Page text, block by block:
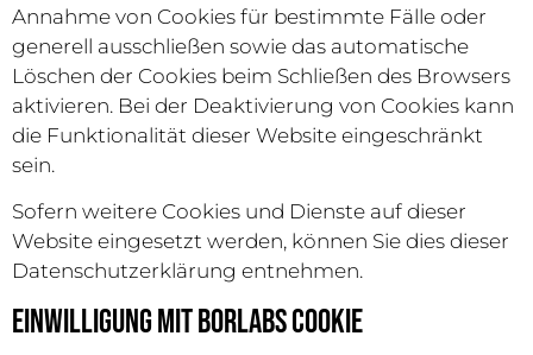
Annahme von Cookies für bestimmte Fälle oder
generell ausschließen sowie das automatische
Löschen der Cookies beim Schließen des Browsers
aktivieren. Bei der Deaktivierung von Cookies kann
die Funktionalität dieser Website eingeschränkt
sein.
Sofern weitere Cookies und Dienste auf dieser
Website eingesetzt werden, können Sie dies dieser
Datenschutzerklärung entnehmen.
Einwilligung mit Borlabs Cookie